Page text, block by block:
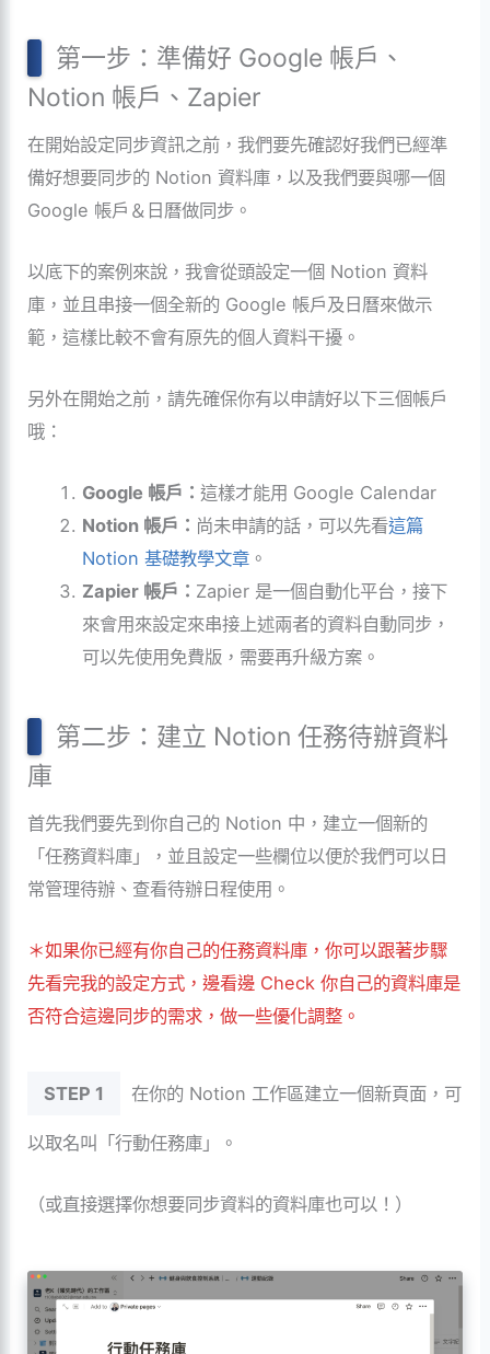
第一步：準備好 Google 帳戶、
Notion 帳戶、Zapier
在開始設定同步資訊之前，我們要先確認好我們已經準
備好想要同步的 Notion 資料庫，以及我們要與哪一個
Google 帳戶＆日曆做同步。
以底下的案例來說，我會從頭設定一個 Notion 資料
庫，並且串接一個全新的 Google 帳戶及日曆來做示
範，這樣比較不會有原先的個人資料干擾。
另外在開始之前，請先確保你有以申請好以下三個帳戶
哦：
Google 帳戶： 這樣才能用 Google Calendar
Notion 帳戶： 尚未申請的話，可以先看這篇
Notion 基礎教學文章。
Zapier 帳戶： Zapier 是一個自動化平台，接下
來會用來設定來串接上述兩者的資料自動同步，
可以先使用免費版，需要再升級方案。
第二步：建立 Notion 任務待辦資料
庫
首先我們要先到你自己的 Notion 中，建立一個新的
「任務資料庫」，並且設定一些欄位以便於我們可以日
常管理待辦、查看待辦日程使用。
＊如果你已經有你自己的任務資料庫，你可以跟著步驟
先看完我的設定方式，邊看邊 Check 你自己的資料庫是
否符合這邊同步的需求，做一些優化調整。
STEP 1 在你的 Notion 工作區建立一個新頁面，可
以取名叫「行動任務庫」。
（或直接選擇你想要同步資料的資料庫也可以！）